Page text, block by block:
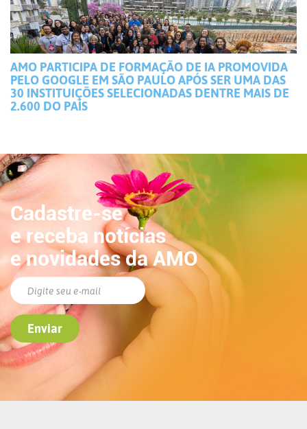
AMO PARTICIPA DE FORMAÇÃO DE IA PROMOVIDA
PELO GOOGLE EM SÃO PAULO APÓS SER UMA DAS
30 INSTITUIÇÕES SELECIONADAS DENTRE MAIS DE
2.600 DO PAÍS
Cadastre-se
e receba notícias
e novidades da AMO